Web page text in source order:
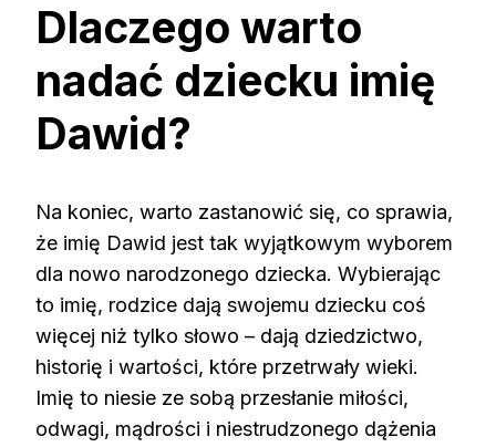
Dlaczego warto
nadać dziecku imię
Dawid?
Na koniec, warto zastanowić się, co sprawia,
że imię Dawid jest tak wyjątkowym wyborem
dla nowo narodzonego dziecka. Wybierając
to imię, rodzice dają swojemu dziecku coś
więcej niż tylko słowo – dają dziedzictwo,
historię i wartości, które przetrwały wieki.
Imię to niesie ze sobą przesłanie miłości,
odwagi, mądrości i niestrudzonego dążenia